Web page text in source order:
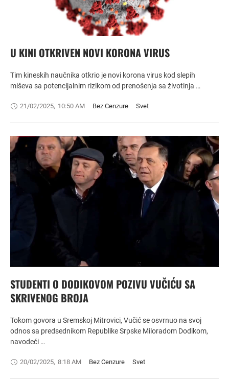
U KINI OTKRIVEN NOVI KORONA VIRUS
Tim kineskih naučnika otkrio je novi korona virus kod slepih
miševa sa potencijalnim rizikom od prenošenja sa životinja …
21/02/2025, 10:50 AM Bez Cenzure Svet
STUDENTI O DODIKOVOM POZIVU VUČIĆU SA
SKRIVENOG BROJA
Tokom govora u Sremskoj Mitrovici, Vučić se osvrnuo na svoj
odnos sa predsednikom Republike Srpske Miloradom Dodikom,
navodeći …
20/02/2025, 8:18 AM Bez Cenzure Svet